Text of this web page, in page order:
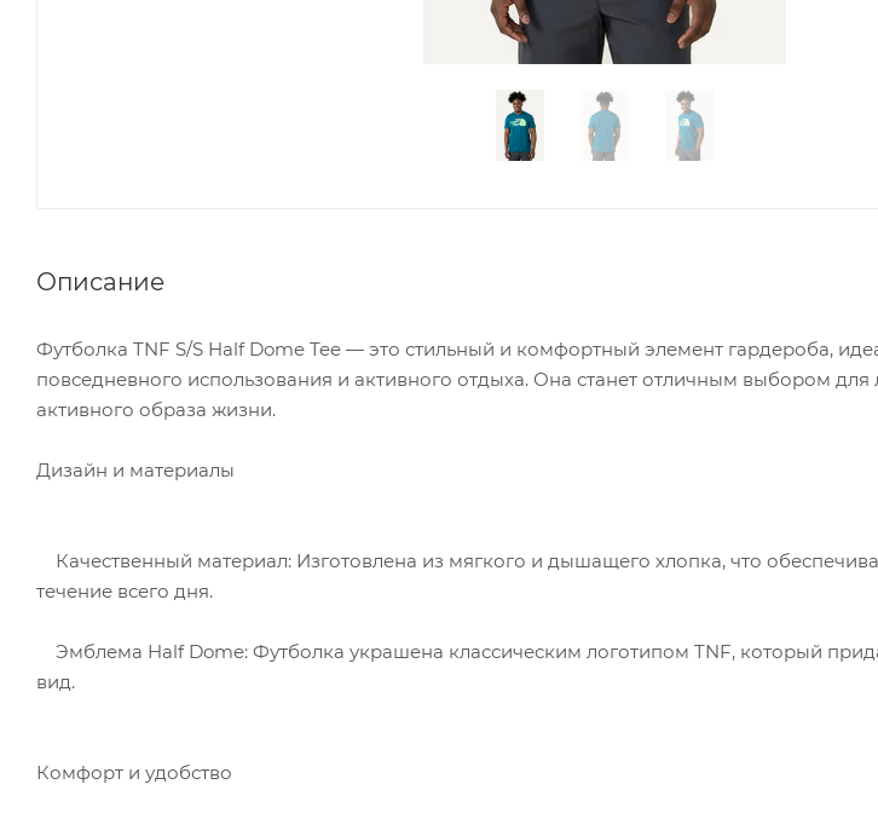
Описание
Футболка TNF S/S Half Dome Tee — это стильный и комфортный элемент гардероба,
повседневного использования и активного отдыха. Она станет отличным выбором
активного образа жизни.
Дизайн и материалы
Качественный материал: Изготовлена из мягкого и дышащего хлопка, что
течение всего дня.
Эмблема Half Dome: Футболка украшена классическим логотипом TNF, который
вид.
Комфорт и удобство